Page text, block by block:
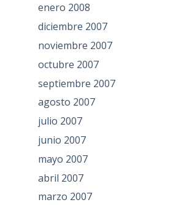
enero 2008
diciembre 2007
noviembre 2007
octubre 2007
septiembre 2007
agosto 2007
julio 2007
junio 2007
mayo 2007
abril 2007
marzo 2007